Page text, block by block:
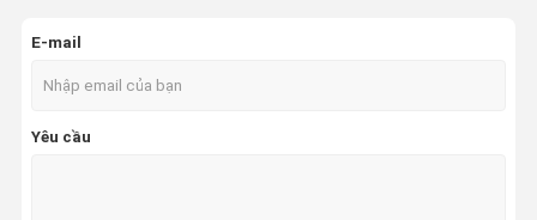
Bánh xe rèn Forgiato
Bánh xe rèn Vossen
E-mail
Yêu cầu